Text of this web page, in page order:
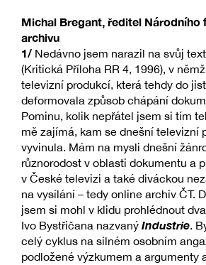
Michal Bregant, ředitel Národního
archivu
1/ Nedávno jsem narazil na svůj text
(Kritická Příloha RR 4, 1996), v
televizní produkcí, která tehdy do
deformovala způsob chápání
Pominu, kolik nepřátel jsem si tím
mě zajímá, kam se dnešní televizní
vyvinula. Mám na mysli dnešní
různorodost v oblasti dokumentu a
v České televizi a také diváckou
na vysílání – tedy online archiv ČT.
jsem si mohl v klidu prohlédnout
Ivo Bystřičana nazvaný Industrie.
celý cyklus na silném osobním
podložené výzkumem a argumenty